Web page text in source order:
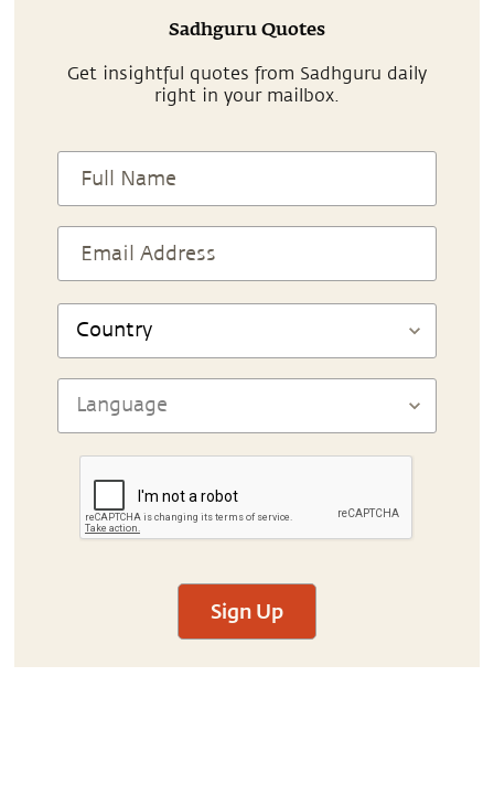
Sadhguru Quotes
Get insightful quotes from Sadhguru daily
right in your mailbox.
Sign Up